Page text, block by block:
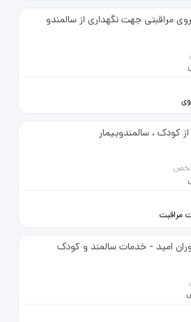
کودک بدون پورسانت 09129725660
مراقبتی جهت نگهداری از سالمندو
کودک ، سالمندوبیمار
مراقبت
- خدمات سالمند و کودک